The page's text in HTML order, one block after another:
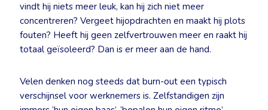
vindt hij niets meer leuk, kan hij zich niet meer
concentreren? Vergeet hijopdrachten en maakt hij plots
fouten? Heeft hij geen zelfvertrouwen meer en raakt hij
totaal geïsoleerd? Dan is er meer aan de hand.
Velen denken nog steeds dat burn-out een typisch
verschijnsel voor werknemers is. Zelfstandigen zijn